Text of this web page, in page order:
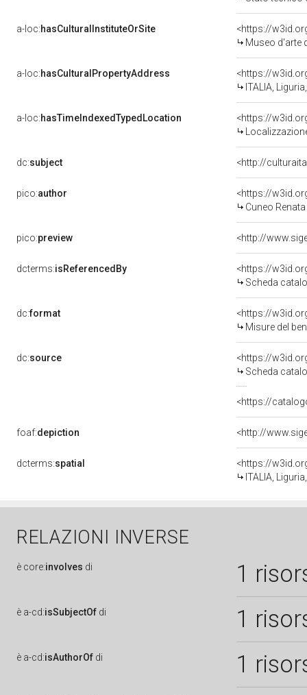
a-loc:hasCulturalInstituteOrSite
<https://
Museo d'arte
a-loc:hasCulturalPropertyAddress
<https://
ITALIA,
a-loc:hasTimeIndexedTypedLocation
<https://
dc:subject <http://
pico:author
<https://
Cuneo
pico:preview
dcterms:isReferencedBy
<https://
Scheda
dc:format
<https://
Misure del
dc:source
<https://
Scheda
<https://
foaf:depiction
dcterms:spatial
<https://
ITALIA,
RELAZIONI INVERSE
è core:involves di 1
è a-cd:isSubjectOf di 1
è a-cd:isAuthorOf di 1